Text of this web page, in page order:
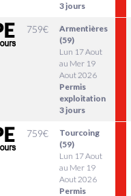
3 jours
759€
Armentières
(59)
Lun 17 Aout
au Mer 19
Aout 2026
Permis
exploitation
3 jours
759€
Tourcoing
(59)
Lun 17 Aout
au Mer 19
Aout 2026
Permis